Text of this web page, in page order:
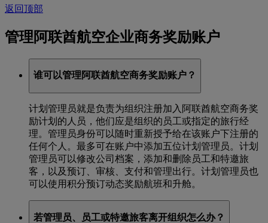
返回顶部
管理阿联酋航空企业商务奖励账户
谁可以管理阿联酋航空商务奖励账户？
计划管理员就是负责为组织注册加入阿联酋航空商务奖
励计划的人员，他们应是组织的员工或指定的旅行经
理。管理员身份可以随时重新授予给在该账户下注册的
任何个人。最多可在账户中添加五位计划管理员。计划
管理员可以修改公司档案，添加和删除员工和特邀旅
客，以及预订、审核、支付和管理出行。计划管理员也
可以使用积分预订动态奖励航班和升舱。
若管理员、员工或特邀旅客离开组织怎么办？